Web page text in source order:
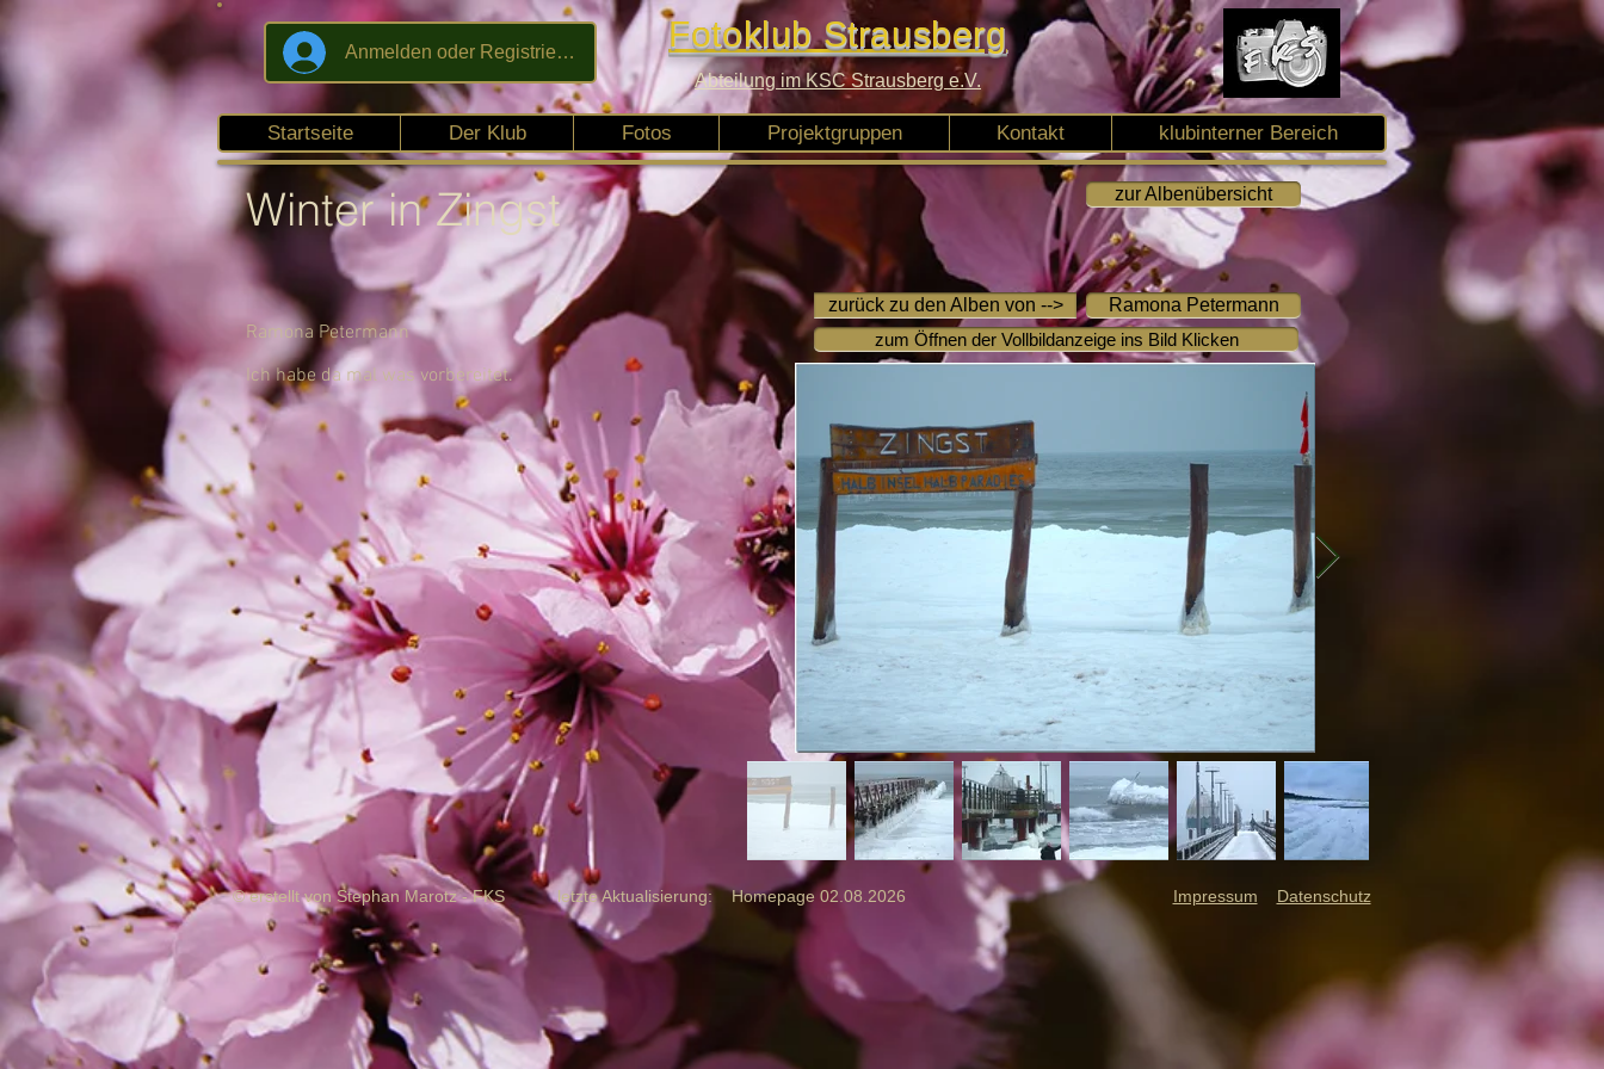
Anmelden oder Registrieren Fotoklub Strausberg
Abteilung im KSC Strausberg e.V.
Startseite Der Klub Fotos Projektgruppen Kontakt klubinterner Bereich
Winter in Zingst zur Albenübersicht
Ramona Petermann
Ich habe da mal was vorbereitet.
zurück zu den Alben von -->
Ramona Petermann
zum Öffnen der Vollbildanzeige ins Bild Klicken
© erstellt von Stephan Marotz - FKS letzte Aktualisierung: Homepage 02.08 2026 Impressum Datenschutz